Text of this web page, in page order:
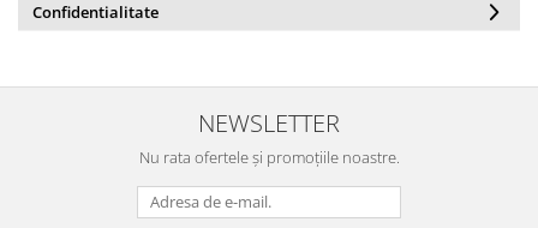
Confidentialitate
NEWSLETTER
Nu rata ofertele și promoțiile noastre.